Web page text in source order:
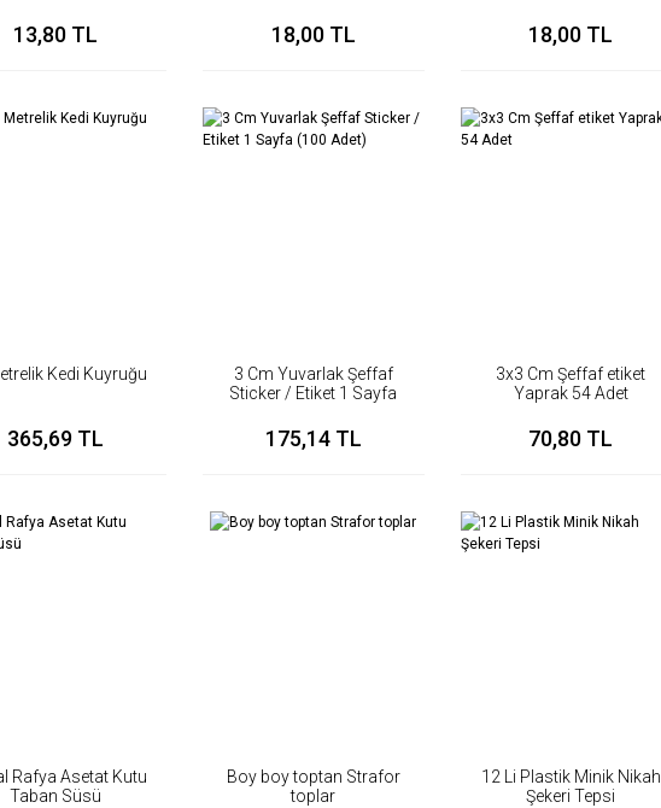
13,80 TL 18,00 TL 18,00 TL
Kedi Kuyruğu
365,69 TL
3 Cm Yuvarlak Şeffaf
Sticker / Etiket 1 Sayfa
175,14 TL
3x3 Cm Şeffaf etiket
Yaprak 54 Adet
70,80 TL
Rafya Asetat Kutu
Taban Süsü
Boy boy toptan Strafor
toplar
12 Li Plastik Minik Nikah
Şekeri Tepsi